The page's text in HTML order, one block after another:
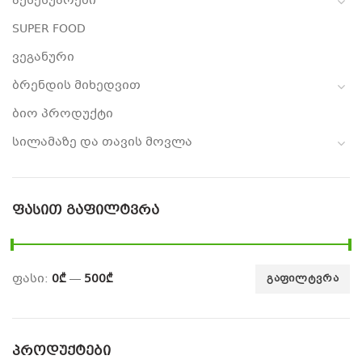
SUPER FOOD
ვეგანური
ბრენდის მიხედვით
ბიო პროდუქტი
სილამაზე და თავის მოვლა
ᲤᲐᲡᲘᲗ ᲒᲐᲤᲘᲚᲢᲕᲠᲐ
ᲒᲐᲤᲘᲚᲢᲕᲠᲐ
ფასი: 0₾— 500₾
ᲞᲠᲝᲓᲣᲥᲢᲔᲑᲘ